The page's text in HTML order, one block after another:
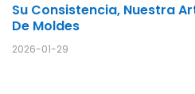
Su Consistencia, Nuestra
De Moldes
2026-01-29